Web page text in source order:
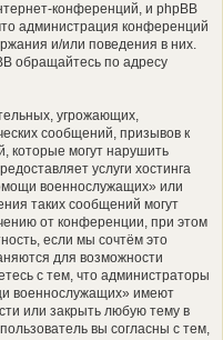
конференций, и phpBB
администрация конференций
и/или поведения в них.
обращайтесь по адресу
угрожающих,
сообщений, призывов к
которые могут нарушить
услуги хостинга
военнослужащих» или
таких сообщений могут
от конференции, при этом
если мы сочтём это
для возможности
с тем, что администраторы
военнослужащих» имеют
или закрыть любую тему в
вы согласны с тем,